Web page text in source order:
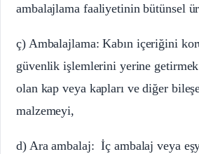
ambalajlama faaliyetinin bütünsel
ç) Ambalajlama: Kabın içeriğini
güvenlik işlemlerini yerine
olan kap veya kapları ve diğer
malzemeyi,
d) Ara ambalaj: İç ambalaj veya